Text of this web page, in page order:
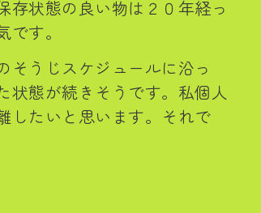
存状態の良い物は２０年経っ
す。
そうじスケジュールに沿っ
状態が続きそうです。私個人
したいと思います。それで